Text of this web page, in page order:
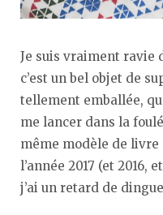
Je suis vraiment ravie
c’est un bel objet de
tellement emballée,
me lancer dans la
même modèle de livre
l’année 2017 (et 2016,
j’ai un retard de